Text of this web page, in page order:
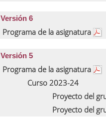
Versión 6
Programa de la asignatura
Versión 5
Programa de la asignatura
Curso 2023-24
Proyecto del
Proyecto del